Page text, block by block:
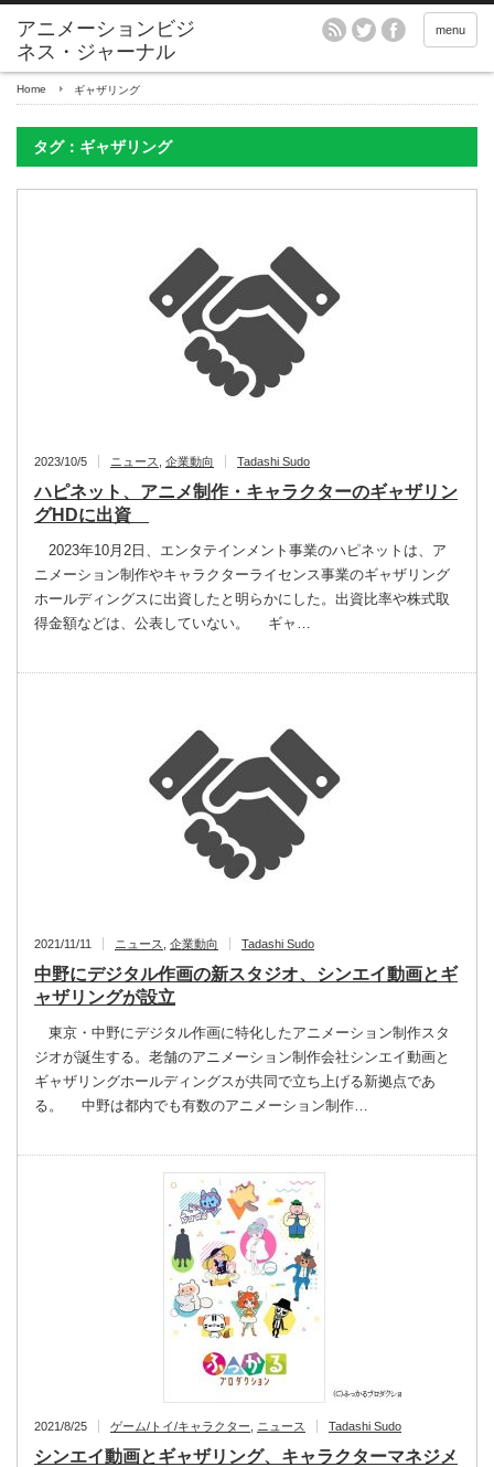
アニメーションビジ
ネス・ジャーナル
menu
Home ギャザリング
タグ：ギャザリング
2023/10/5 ニュース 企業動向 Tadashi Sudo
ハピネット、アニメ制作・キャラクターのギャザリン
グHDに出資
2023年10月2日、エンタテインメント事業のハピネットは、ア
ニメーション制作やキャラクターライセンス事業のギャザリング
ホールディングスに出資したと明らかにした。出資比率や株式取
得金額などは、公表していない。 ギャ…
2021/11/11 ニュース 企業動向 Tadashi Sudo
中野にデジタル作画の新スタジオ、シンエイ動画とギ
ャザリングが設立
東京・中野にデジタル作画に特化したアニメーション制作スタ
ジオが誕生する。老舗のアニメーション制作会社シンエイ動画と
ギャザリングホールディングスが共同で立ち上げる新拠点であ
る。 中野は都内でも有数のアニメーション制作…
2021/8/25 ゲーム/トイ/キャラクター ニュース Tadashi Sudo
シンエイ動画とギャザリング、キャラクターマネジメ